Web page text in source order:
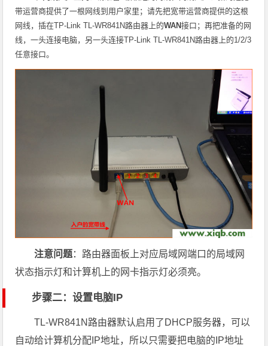
带运营商提供了一根网线到用户家里；请先把宽带运营商提供的这根
网线，插在TP-Link TL-WR841N路由器上的WAN接口；再把准备的网
线，一头连接电脑，另一头连接TP-Link TL-WR841N路由器上的1/2/3
任意接口。
注意问题：路由器面板上对应局域网端口的局域网
状态指示灯和计算机上的网卡指示灯必须亮。
步骤二：设置电脑IP
TL-WR841N路由器默认启用了DHCP服务器，可以
自动给计算机分配IP地址，所以只需要把电脑的IP地址